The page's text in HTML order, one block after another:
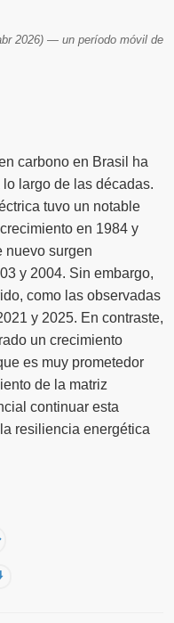
2026) — un período móvil de
carbono en Brasil ha
largo de las décadas.
tuvo un notable
en 1984 y
nuevo surgen
y 2004. Sin embargo,
como las observadas
y 2025. En contraste,
un crecimiento
es muy prometedor
de la matriz
continuar esta
resiliencia energética